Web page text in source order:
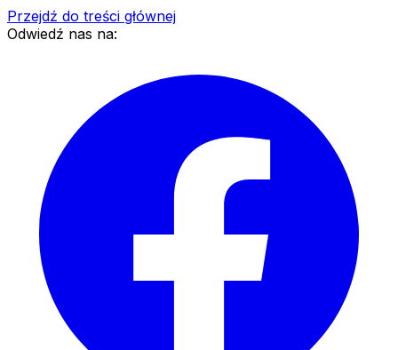
Przejdź do treści głównej
Odwiedź nas na: